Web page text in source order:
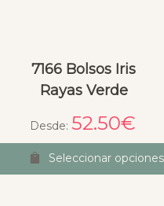
7166 Bolsos Iris
Rayas Verde
Desde: 52.50€
Seleccionar opciones